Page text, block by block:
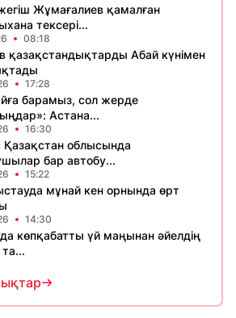
Жұмағалиев қамалған
тексері...
08:18
қазақстандықтарды Абай күнімен
17:28
барамыз, сол жерде
Астана...
16:30
Қазақстан облысында
бар автобу...
15:22
мұнай кен орнында өрт
14:30
көпқабатты үй маңынан әйелдің
та...